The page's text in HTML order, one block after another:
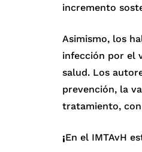
incremento
Asimismo, los
infección por el
salud. Los
prevención, la
tratamiento,
¡En el IMTAvH